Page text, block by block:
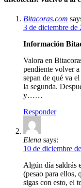
Bitacoras.com
3 de diciembre de
Información
Valora en
pendiente volver a
sepan de qué va
la segunda.
y……
Responder
Elena says:
10 de diciembre
Algún día saldrás
(pesao para ellos,
sigas con esto, el